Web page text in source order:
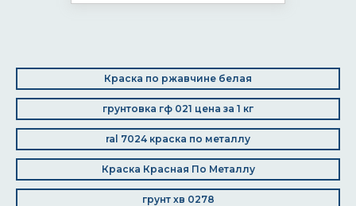
Краска по ржавчине белая
грунтовка гф 021 цена за 1 кг
ral 7024 краска по металлу
Краска Красная По Металлу
грунт хв 0278